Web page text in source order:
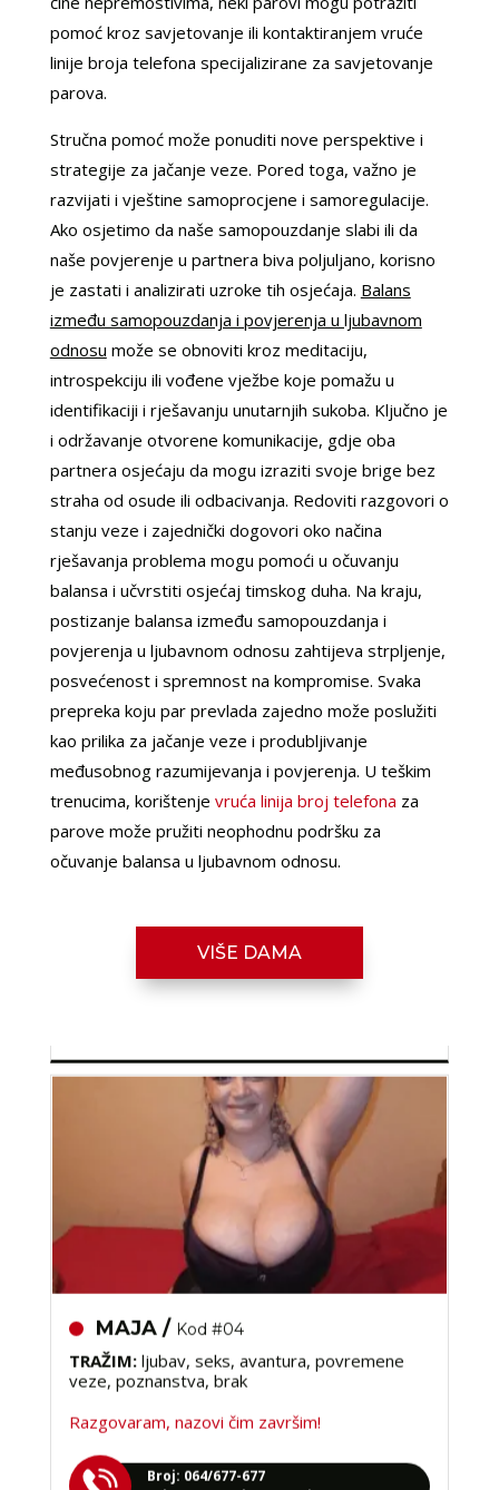
pomoć kroz savjetovanje ili kontaktiranjem vruće
linije broja telefona specijalizirane za savjetovanje
parova.
Stručna pomoć može ponuditi nove perspektive i
strategije za jačanje veze. Pored toga, važno je
razvijati i vještine samoprocjene i samoregulacije.
Ako osjetimo da naše samopouzdanje slabi ili da
naše povjerenje u partnera biva poljuljano, korisno
je zastati i analizirati uzroke tih osjećaja. Balans
između samopouzdanja i povjerenja u ljubavnom
odnosu može se obnoviti kroz meditaciju,
introspekciju ili vođene vježbe koje pomažu u
identifikaciji i rješavanju unutarnjih sukoba. Ključno je
i održavanje otvorene komunikacije, gdje oba
partnera osjećaju da mogu izraziti svoje brige bez
straha od osude ili odbacivanja. Redoviti razgovori o
stanju veze i zajednički dogovori oko načina
rješavanja problema mogu pomoći u očuvanju
balansa i učvrstiti osjećaj timskog duha. Na kraju,
postizanje balansa između samopouzdanja i
povjerenja u ljubavnom odnosu zahtijeva strpljenje,
posvećenost i spremnost na kompromise. Svaka
prepreka koju par prevlada zajedno može poslužiti
kao prilika za jačanje veze i produbljivanje
međusobnog razumijevanja i povjerenja. U teškim
trenucima, korištenje vruća linija broj telefona za
parove može pružiti neophodnu podršku za
očuvanje balansa u ljubavnom odnosu.
VIŠE DAMA
LILIANA /Kod #69
TRAŽIM:ljubav, veza, napaljivanje, razmjena
Razgovaram, nazovi čim završim!
Broj: 064/677-677
MAJA /
TRAŽIM:ljubav, seks, avantura, povremene
veze, poznanstva, brak
Razgovaram, nazovi čim završim!
tel:0,93€ - mob:1,12€ min